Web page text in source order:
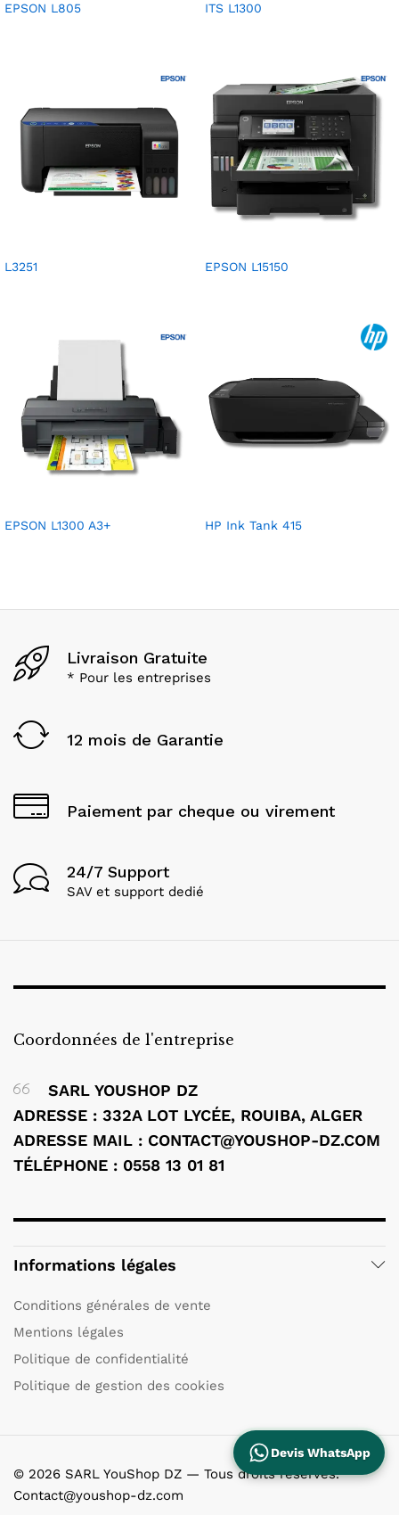
EPSON L805 ITS L1300
L3251 EPSON L15150
EPSON L1300 A3+ HP Ink Tank 415
Livraison Gratuite
* Pour les entreprises
12 mois de Garantie
Paiement par cheque ou virement
24/7 Support
SAV et support dedié
Coordonnées de l'entreprise
SARL YOUSHOP DZ
ADRESSE : 332A LOT LYCÉE, ROUIBA, ALGER
ADRESSE MAIL : CONTACT@YOUSHOP-DZ.COM
TÉLÉPHONE : 0558 13 01 81
Informations légales
Conditions générales de vente
Mentions légales
Politique de confidentialité
Politique de gestion des cookies
© 2026 SARL YouShop DZ — Tous droits réservés.
Contact@youshop-dz.com
Devis WhatsApp